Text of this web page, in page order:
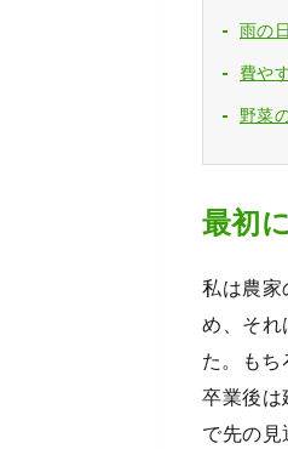
雨の
費や
野菜
最初
私は農家
め、それ
た。もち
卒業後は
で先の